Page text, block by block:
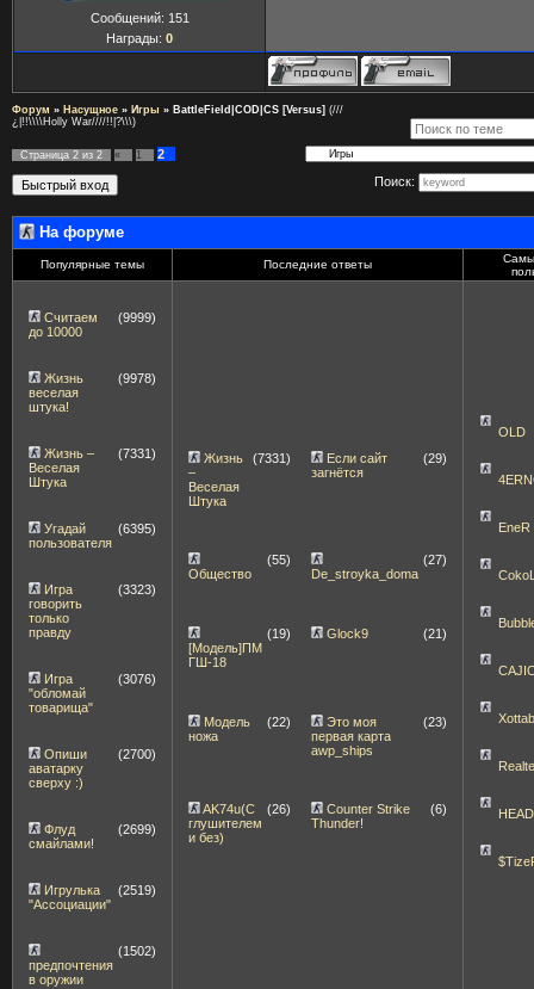
Сообщений: 151
Награды: 0
Форум » Насущное » Игры » BattleField|COD|CS [Versus] (///
¿|!!\\\\Holly War////!!|?\\\)
Страница 2 из 2 « 1
2
Поиск:
На форуме
Популярные темы Последние ответы
Считаем
до 10000
(9999)
Жизнь
веселая
штука!
(9978)
Жизнь –
Веселая
Штука
(7331)
Угадай
пользователя
(6395)
Игра
говорить
только
правду
(3323)
Игра
"обломай
товарища"
(3076)
Опиши
аватарку
сверху :)
(2700)
Флуд
смайлами!
(2699)
Игрулька
"Ассоциации"
(2519)
предпочтения
в оружии
(1502)
Жизнь
–
Веселая
Штука
(7331)
Если сайт
загнётся
(29)
Общество
(55)
De_stroyka_doma
(27)
[Модель]ПМ
ГШ-18
(19) Glock9 (21)
Модель
ножа
(22)
Это моя
первая карта
awp_ships
(23)
AK74u(С
глушителем
и без)
(26)
Counter Strike
Thunder!
(6)
OLD
EneR